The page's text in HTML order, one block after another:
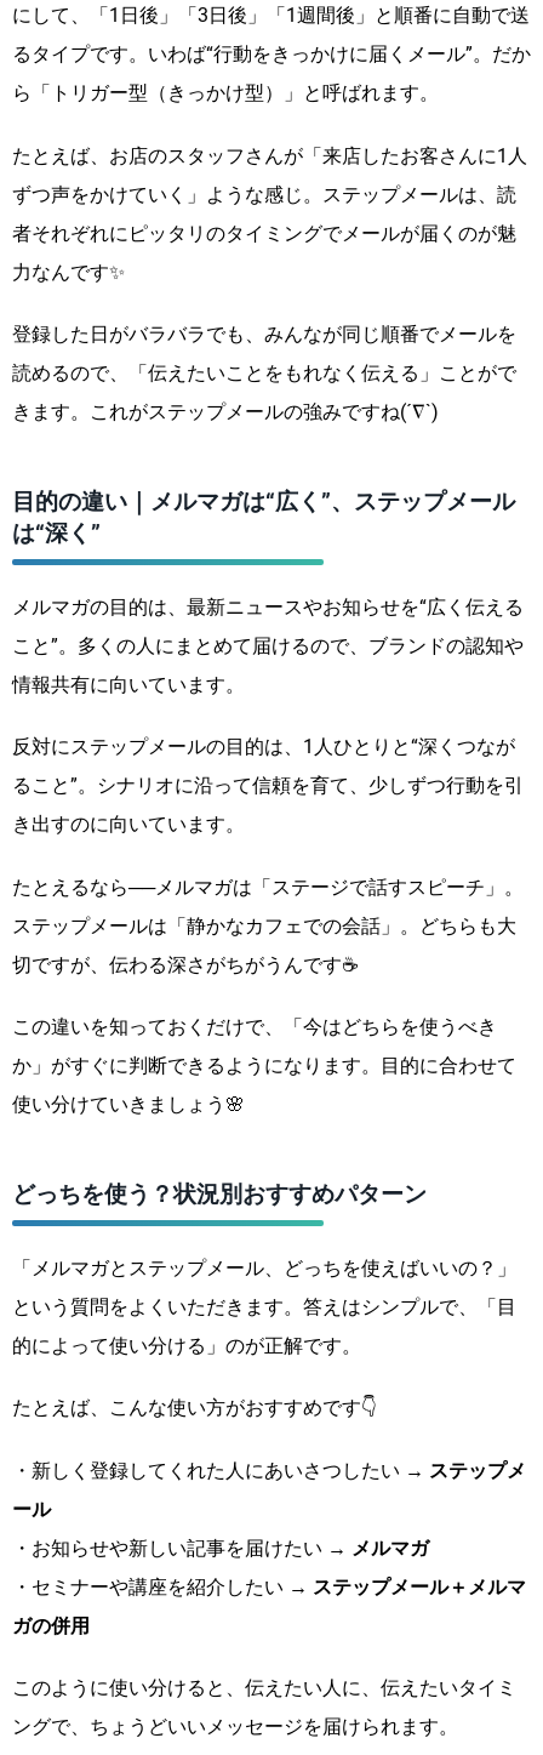
にして、「1日後」「3日後」「1週間後」と順番に自動で送
るタイプです。いわば“行動をきっかけに届くメール”。だか
ら「トリガー型（きっかけ型）」と呼ばれます。
たとえば、お店のスタッフさんが「来店したお客さんに1人
ずつ声をかけていく」ような感じ。ステップメールは、読
者それぞれにピッタリのタイミングでメールが届くのが魅
力なんです✨
登録した日がバラバラでも、みんなが同じ順番でメールを
読めるので、「伝えたいことをもれなく伝える」ことがで
きます。これがステップメールの強みですね(´∇`)
目的の違い｜メルマガは“広く”、ステップメール
は“深く”
メルマガの目的は、最新ニュースやお知らせを“広く伝える
こと”。多くの人にまとめて届けるので、ブランドの認知や
情報共有に向いています。
反対にステップメールの目的は、1人ひとりと“深くつなが
ること”。シナリオに沿って信頼を育て、少しずつ行動を引
き出すのに向いています。
たとえるなら──メルマガは「ステージで話すスピーチ」。
ステップメールは「静かなカフェでの会話」。どちらも大
切ですが、伝わる深さがちがうんです☕
この違いを知っておくだけで、「今はどちらを使うべき
か」がすぐに判断できるようになります。目的に合わせて
使い分けていきましょう🌸
どっちを使う？状況別おすすめパターン
「メルマガとステップメール、どっちを使えばいいの？」
という質問をよくいただきます。答えはシンプルで、「目
的によって使い分ける」のが正解です。
たとえば、こんな使い方がおすすめです👇
・新しく登録してくれた人にあいさつしたい → ステップメ
ール
・お知らせや新しい記事を届けたい → メルマガ
・セミナーや講座を紹介したい → ステップメール＋メルマ
ガの併用
このように使い分けると、伝えたい人に、伝えたいタイミ
ングで、ちょうどいいメッセージを届けられます。